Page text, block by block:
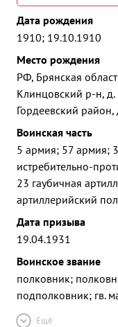
Дата рождения
1910; 19.10.1910
Место рождения
РФ, Брянская
Клинцовский р-н, д.
Гордеевский
Воинская часть
5 армия; 57 армия;
истребительно-
23 гаубичная
артиллерийский
Дата призыва
19.04.1931
Воинское звание
полковник;
подполковник; гв.
Ещё